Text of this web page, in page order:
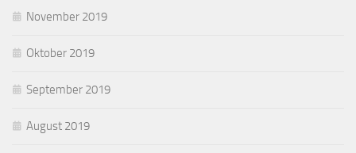
November 2019
Oktober 2019
September 2019
August 2019